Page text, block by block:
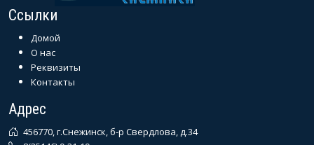
Ссылки
Домой
О нас
Реквизиты
Контакты
Адрес
456770, г.Снежинск, б-р Свердлова, д.34